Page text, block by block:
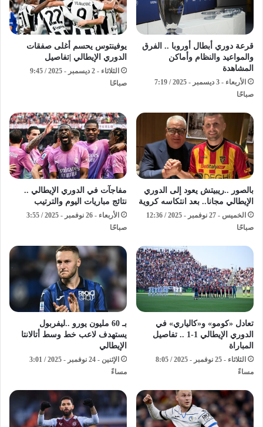
قرعة دوري أبطال أوروبا .. الفرق
والمواعيد والنظام وأماكن
المشاهدة
الأربعاء - 3 ديسمبر - 2025 / 7:19
صباحًا
يوفينتوس يحسم أغلى صفقات
الدوري الإيطالي |تفاصيل
الثلاثاء - 2 ديسمبر - 2025 / 9:45
صباحًا
بالصور ..ريبيتش يعود إلى الدوري
الإيطالي مجانا.. بعد انتكاسه كروية
الخميس - 27 نوفمبر - 2025 / 12:36
صباحًا
مفاجآت في الدوري الإيطالي ..
نتائج مباريات اليوم والترتيب
الأربعاء - 26 نوفمبر - 2025 / 3:55
صباحًا
تعادل «كومو» و«كالياري» في
الدوري الإيطالي 1-1 .. تفاصيل
المباراة
الثلاثاء - 25 نوفمبر - 2025 / 8:05
مساءً
بـ 60 مليون يورو ..ليفربول
يستهدف لاعب خط وسط أتالانتا
الإيطالي
الإثنين - 24 نوفمبر - 2025 / 3:01
مساءً